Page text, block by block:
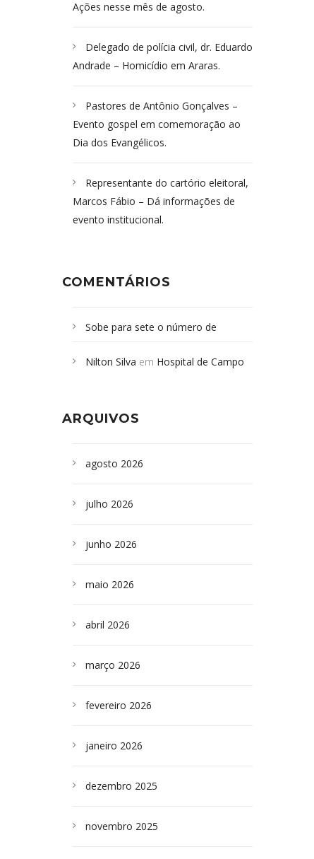
Ações nesse mês de agosto.
Delegado de polícia civil, dr. Eduardo
Andrade – Homicídio em Araras.
Pastores de Antônio Gonçalves –
Evento gospel em comemoração ao
Dia dos Evangélicos.
Representante do cartório eleitoral,
Marcos Fábio – Dá informações de
evento institucional.
COMENTÁRIOS
Sobe para sete o número de
desabamento em São Paulo - Revista
sepultados em SP
Nilton Silva em Hospital de Campo
ARQUIVOS
agosto 2026
julho 2026
junho 2026
maio 2026
abril 2026
março 2026
fevereiro 2026
janeiro 2026
dezembro 2025
novembro 2025